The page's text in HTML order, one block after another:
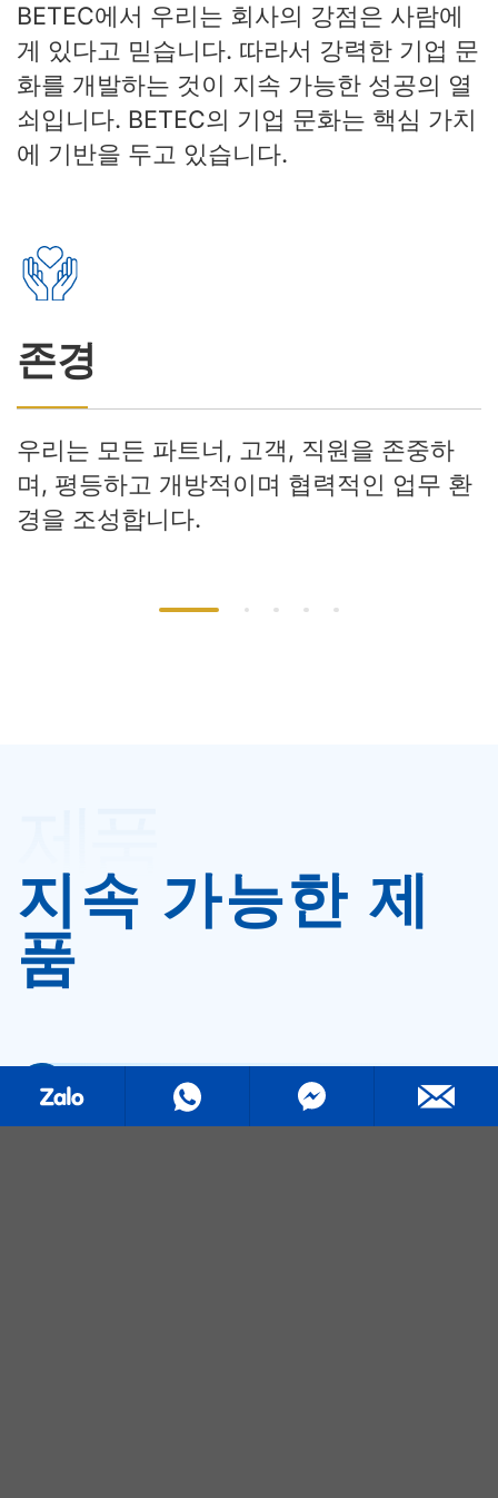
BETEC에서 우리는 회사의 강점은 사람에
게 있다고 믿습니다. 따라서 강력한 기업 문
화를 개발하는 것이 지속 가능한 성공의 열
쇠입니다. BETEC의 기업 문화는 핵심 가치
에 기반을 두고 있습니다.
존경
우리는 모든 파트너, 고객, 직원을 존중하
며, 평등하고 개방적이며 협력적인 업무 환
경을 조성합니다.
지속 가능한 제
품
스트레치 필름(스트레치 랩)